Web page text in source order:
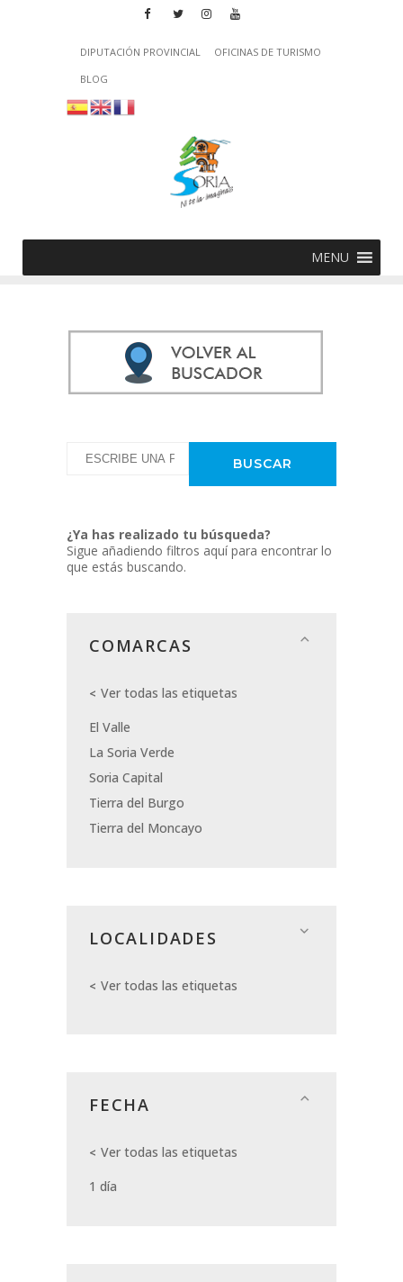
DIPUTACIÓN PROVINCIAL
OFICINAS DE TURISMO
BLOG
MENU
¿Ya has realizado tu búsqueda?
Sigue añadiendo filtros aquí para encontrar lo
que estás buscando.
COMARCAS
Ver todas las etiquetas
El Valle
La Soria Verde
Soria Capital
Tierra del Burgo
Tierra del Moncayo
LOCALIDADES
Ver todas las etiquetas
FECHA
Ver todas las etiquetas
1 día